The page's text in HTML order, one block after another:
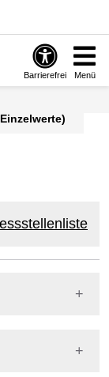
Barrierefrei Menü